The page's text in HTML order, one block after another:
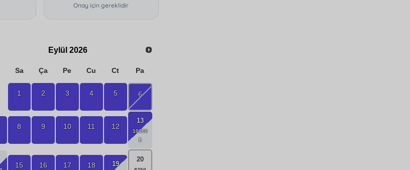
Onay için gereklidir
Eylül 2026
Sa Ça Pe Cu Ct Pa
1 2 3 4 5 6
8 9 10 11 12
13
15 16 17 18 19
20